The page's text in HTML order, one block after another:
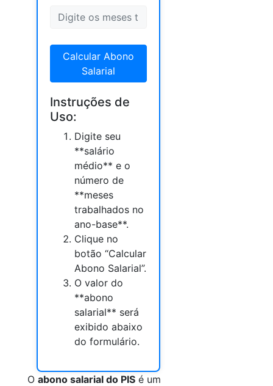
Calcular Abono
Salarial
Instruções de
Uso:
Digite seu
**salário
médio** e o
número de
**meses
trabalhados no
ano-base**.
Clique no
botão “Calcular
Abono Salarial”.
O valor do
**abono
salarial** será
exibido abaixo
do formulário.
O abono salarial do PIS é um